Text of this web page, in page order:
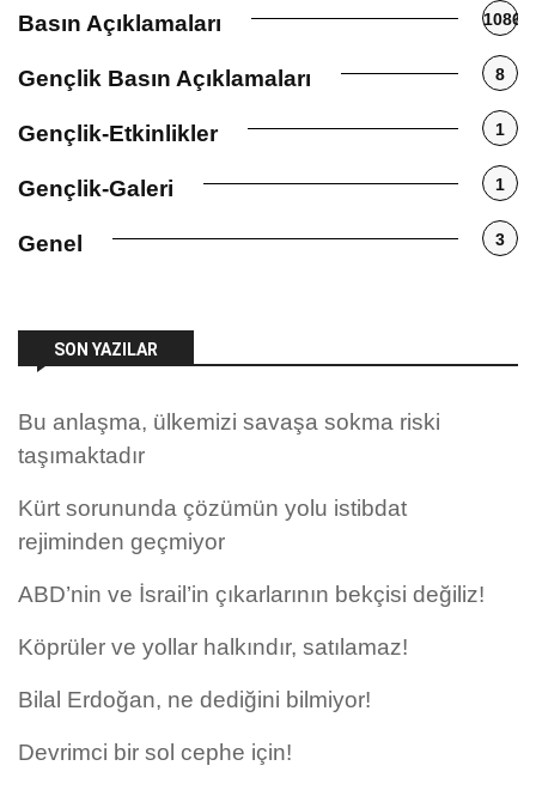
Basın Açıklamaları 1086
Gençlik Basın Açıklamaları 8
Gençlik-Etkinlikler 1
Gençlik-Galeri 1
Genel 3
SON YAZILAR
Bu anlaşma, ülkemizi savaşa sokma riski
taşımaktadır
Kürt sorununda çözümün yolu istibdat
rejiminden geçmiyor
ABD’nin ve İsrail’in çıkarlarının bekçisi değiliz!
Köprüler ve yollar halkındır, satılamaz!
Bilal Erdoğan, ne dediğini bilmiyor!
Devrimci bir sol cephe için!